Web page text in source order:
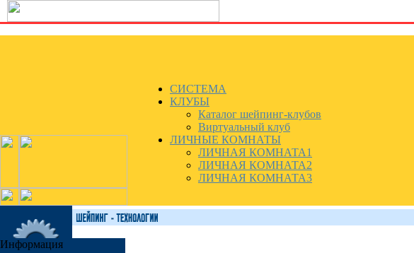
СИСТЕМА
КЛУБЫ
Каталог шейпинг-клубов
Виртуальный клуб
ЛИЧНЫЕ КОМНАТЫ
ЛИЧНАЯ КОМНАТА1
ЛИЧНАЯ КОМНАТА2
ЛИЧНАЯ КОМНАТА3
Информация